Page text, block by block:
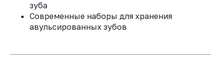
зуба
Современные наборы для хранения
авульсированных зубов